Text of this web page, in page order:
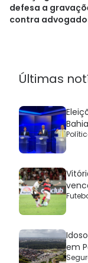
defesa a
contra
Últimas
em